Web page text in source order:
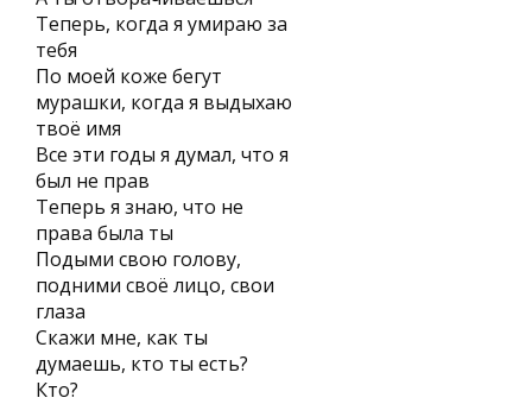
Теперь, когда я умираю за
тебя
По моей коже бегут
мурашки, когда я выдыхаю
твоё имя
Все эти годы я думал, что я
был не прав
Теперь я знаю, что не
права была ты
Подыми свою голову,
подними своё лицо, свои
глаза
Скажи мне, как ты
думаешь, кто ты есть?
Кто?